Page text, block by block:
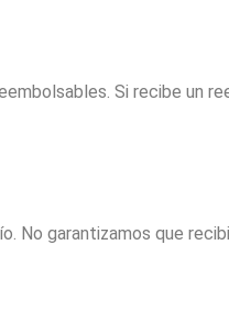
Si recibe un
No garantizamos que